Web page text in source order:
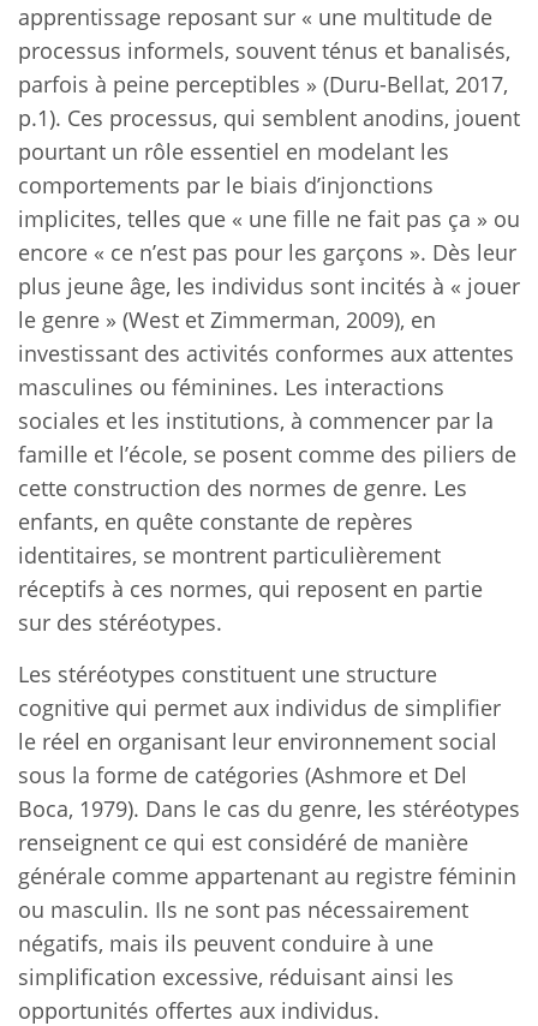
apprentissage reposant sur « une multitude de
processus informels, souvent ténus et banalisés,
parfois à peine perceptibles » (Duru-Bellat, 2017,
p.1). Ces processus, qui semblent anodins, jouent
pourtant un rôle essentiel en modelant les
comportements par le biais d’injonctions
implicites, telles que « une fille ne fait pas ça » ou
encore « ce n’est pas pour les garçons ». Dès leur
plus jeune âge, les individus sont incités à « jouer
le genre » (West et Zimmerman, 2009), en
investissant des activités conformes aux attentes
masculines ou féminines. Les interactions
sociales et les institutions, à commencer par la
famille et l’école, se posent comme des piliers de
cette construction des normes de genre. Les
enfants, en quête constante de repères
identitaires, se montrent particulièrement
réceptifs à ces normes, qui reposent en partie
sur des stéréotypes.
Les stéréotypes constituent une structure
cognitive qui permet aux individus de simplifier
le réel en organisant leur environnement social
sous la forme de catégories (Ashmore et Del
Boca, 1979). Dans le cas du genre, les stéréotypes
renseignent ce qui est considéré de manière
générale comme appartenant au registre féminin
ou masculin. Ils ne sont pas nécessairement
négatifs, mais ils peuvent conduire à une
simplification excessive, réduisant ainsi les
opportunités offertes aux individus.